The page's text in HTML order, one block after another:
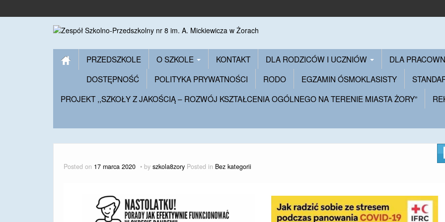
PRZEDSZKOLE O SZKOLE KONTAKT DLA RODZICÓW I UCZNIÓW DLA
DOSTĘPNOŚĆ
POLITYKA PRYWATNOŚCI RODO EGZAMIN ÓSMOKLASISTY
PROJEKT ,,SZKOŁY Z JAKOŚCIĄ – ROZWÓJ KSZTAŁCENIA OGÓLNEGO NA TERENIE MIASTA ŻORY”
Posted on 17 marca 2020 by szkola8zory Posted in Bez kategorii